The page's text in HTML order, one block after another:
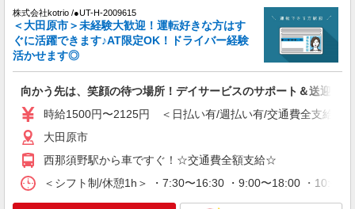
キープ 詳細を見る
派遣社員
株式会社kotrio /●UT-H-2011870
のデイスタッフ
時給1500円〜2125円 ＜日払い有/週払い有/交
キープ 詳細を見る
株式会社kotrio /●UT-H-2009615
＜大田原市＞未経験大歓迎！運転好きな方はす
ぐに活躍できます♪AT限定OK！ドライバー経験
活かせます◎
向かう先は、笑顔の待つ場所！デイサービスのサポート＆送迎
時給1500円〜2125円 ＜日払い有/週払い有/交通費全支給(ガ
大田原市
西那須野駅から車ですぐ！☆交通費全額支給☆
＜シフト制/休憩1h＞ ・7:30〜16:30 ・9:00〜18:00 ・